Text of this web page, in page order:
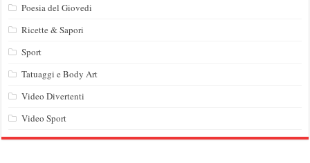
Poesia del Giovedi
Ricette & Sapori
Sport
Tatuaggi e Body Art
Video Divertenti
Video Sport